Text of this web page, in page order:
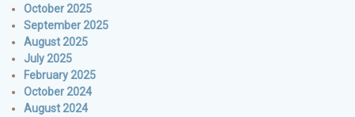
October 2025
September 2025
August 2025
July 2025
February 2025
October 2024
August 2024